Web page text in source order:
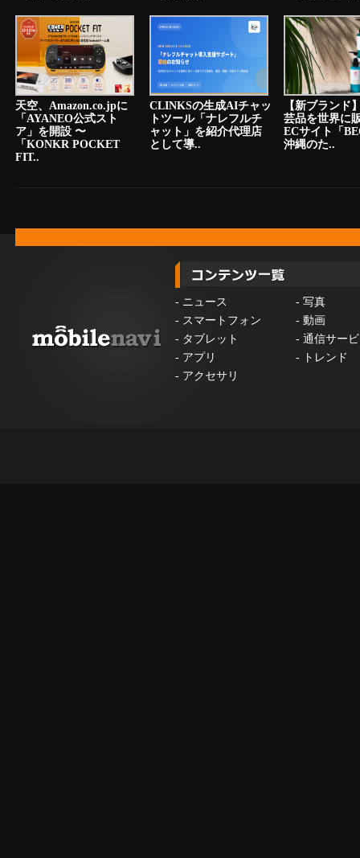
天空、Amazon.co.jpに
「AYANEO公式スト
ア」を開設 〜
「KONKR POCKET
FIT..
CLINKSの生成AIチャッ
トツール「ナレフルチ
ャット」を紹介代理店
として導..
【新ブランド
芸品を世界に
ECサイト「
沖縄のた..
- ニュース - 写真
- スマートフォン - 動画
- タブレット - 通信サー
- アプリ -
トレンド
- アクセサリ